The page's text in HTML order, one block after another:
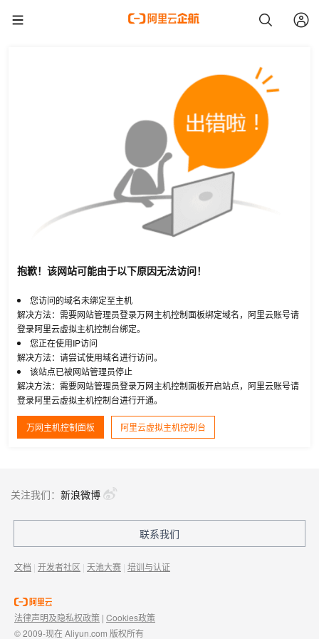
抱歉！该网站可能由于以下原因无法访问！
您访问的域名未绑定至主机
解决方法：需要网站管理员登录万网主机控制面板绑定域名，阿里云账号请
登录阿里云虚拟主机控制台绑定。
您正在使用IP访问
解决方法：请尝试使用域名进行访问。
该站点已被网站管理员停止
解决方法：需要网站管理员登录万网主机控制面板开启站点，阿里云账号请
登录阿里云虚拟主机控制台进行开通。
万网主机控制面板 阿里云虚拟主机控制台